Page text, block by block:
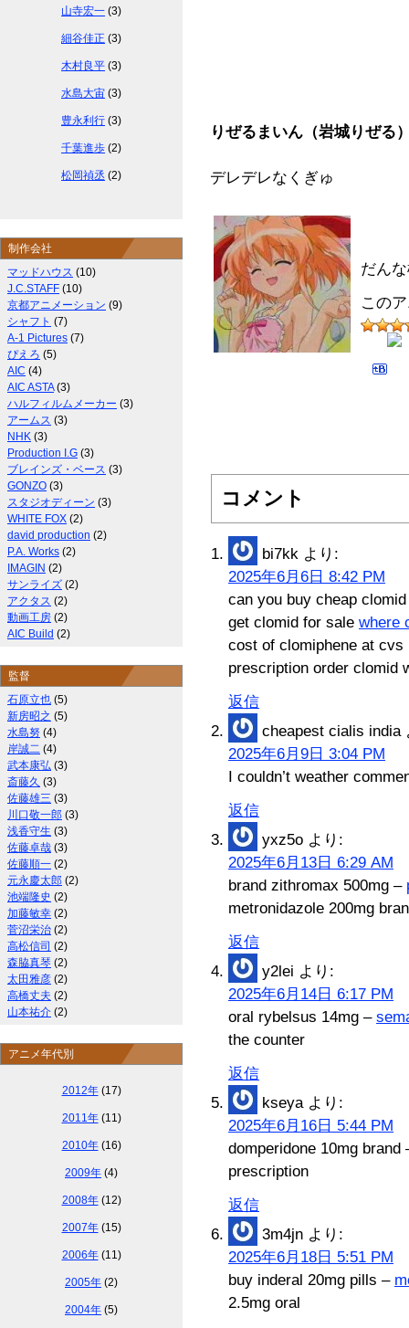
りぜるまいん（岩城りぜる
デレデレなくぎゅ
だん
この
コメント
bi7kk より:
2025年6月6日 8:42 PM
can you buy cheap
get clomid for sale where
cost of clomiphene at cvs
prescription order clomid
返信
cheapest cialis india
2025年6月9日 3:04 PM
I couldn’t weather
返信
yxz5o より:
2025年6月13日 6:29 AM
brand zithromax 500mg –
metronidazole 200mg
返信
y2lei より:
2025年6月14日 6:17 PM
oral rybelsus 14mg –
the counter
返信
kseya より:
2025年6月16日 5:44 PM
domperidone 10mg brand
prescription
返信
3m4jn より:
2025年6月18日 5:51 PM
buy inderal 20mg pills –
2.5mg oral
山寺宏一 (3)
細谷佳正 (3)
木村良平 (3)
水島大宙 (3)
豊永利行 (3)
千葉進歩 (2)
松岡禎丞 (2)
制作会社
マッドハウス (10)
J.C.STAFF (10)
京都アニメーション (9)
シャフト (7)
A-1 Pictures (7)
ぴえろ (5)
AIC (4)
AIC ASTA(3)
ハルフィルムメーカー (3)
アームス (3)
NHK (3)
Production I.G (3)
ブレインズ・ベース (3)
GONZO (3)
スタジオディーン (3)
WHITE FOX (2)
david production (2)
P.A. Works (2)
IMAGIN (2)
サンライズ (2)
アクタス (2)
動画工房 (2)
AIC Build (2)
監督
石原立也 (5)
新房昭之 (5)
水島努 (4)
岸誠二 (4)
武本康弘 (3)
斎藤久 (3)
佐藤雄三 (3)
川口敬一郎 (3)
浅香守生 (3)
佐藤卓哉 (3)
佐藤順一 (2)
元永慶太郎 (2)
池端隆史 (2)
加藤敏幸 (2)
菅沼栄治 (2)
高松信司 (2)
森脇真琴 (2)
太田雅彦 (2)
高橋丈夫 (2)
山本祐介 (2)
アニメ年代別
2012年(17)
2011年(11)
2010年(16)
2009年 (4)
2008年(12)
2007年(15)
2006年(11)
2005年 (2)
2004年 (5)